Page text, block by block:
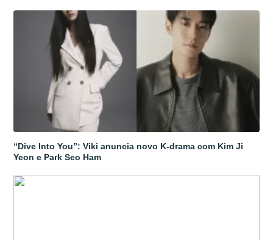
“Dive Into You”: Viki anuncia novo K-drama com Kim Ji
Yeon e Park Seo Ham